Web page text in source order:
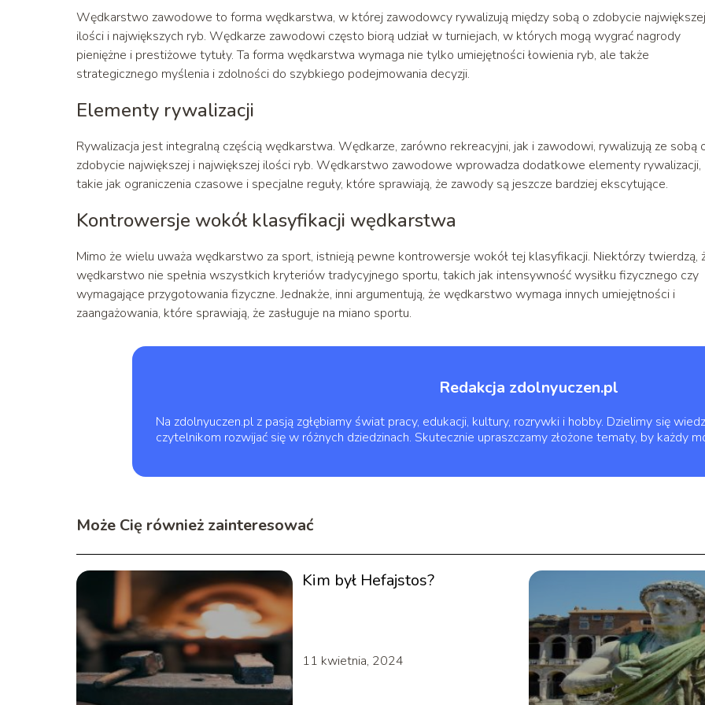
Wędkarstwo zawodowe to forma wędkarstwa, w której zawodowcy rywalizują między sobą o zdobycie największej
ilości i największych ryb. Wędkarze zawodowi często biorą udział w turniejach, w których mogą wygrać nagrody
pieniężne i prestiżowe tytuły. Ta forma wędkarstwa wymaga nie tylko umiejętności łowienia ryb, ale także
strategicznego myślenia i zdolności do szybkiego podejmowania decyzji.
Elementy rywalizacji
Rywalizacja jest integralną częścią wędkarstwa. Wędkarze, zarówno rekreacyjni, jak i zawodowi, rywalizują ze sobą
zdobycie największej i największej ilości ryb. Wędkarstwo zawodowe wprowadza dodatkowe elementy rywalizacji,
takie jak ograniczenia czasowe i specjalne reguły, które sprawiają, że zawody są jeszcze bardziej ekscytujące.
Kontrowersje wokół klasyfikacji wędkarstwa
Mimo że wielu uważa wędkarstwo za sport, istnieją pewne kontrowersje wokół tej klasyfikacji. Niektórzy twierdzą,
wędkarstwo nie spełnia wszystkich kryteriów tradycyjnego sportu, takich jak intensywność wysiłku fizycznego czy
wymagające przygotowania fizyczne. Jednakże, inni argumentują, że wędkarstwo wymaga innych umiejętności i
zaangażowania, które sprawiają, że zasługuje na miano sportu.
Redakcja zdolnyuczen.pl
Na zdolnyuczen.pl z pasją zgłębiamy świat pracy, edukacji, kultury, rozrywki i hobby. Dzielimy się
czytelnikom rozwijać się w różnych dziedzinach. Skutecznie upraszczamy złożone tematy, by każdy
Może Cię również zainteresować
Kim był Hefajstos?
11 kwietnia, 2024